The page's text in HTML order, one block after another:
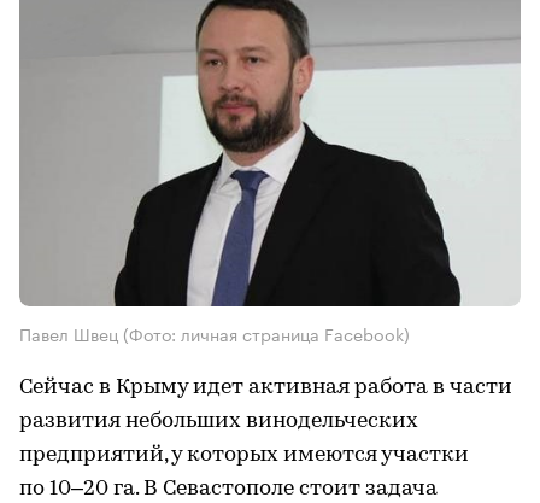
Павел Швец (Фото: личная страница Facebook)
Сейчас в Крыму идет активная работа в части
развития небольших винодельческих
предприятий, у которых имеются участки
по 10–20 га. В Севастополе стоит задача